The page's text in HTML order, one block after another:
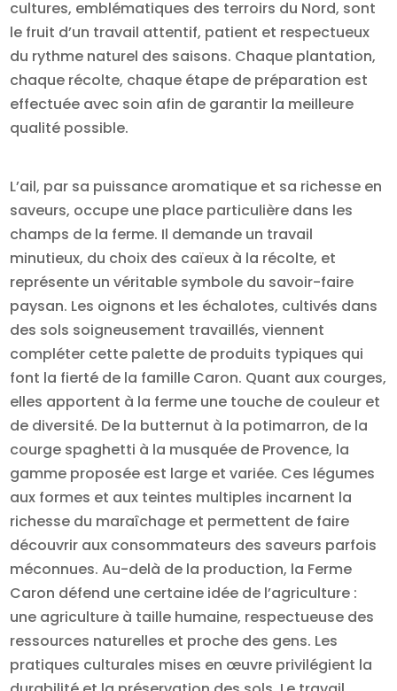
cultures, emblématiques des terroirs du Nord, sont
le fruit d’un travail attentif, patient et respectueux
du rythme naturel des saisons. Chaque plantation,
chaque récolte, chaque étape de préparation est
effectuée avec soin afin de garantir la meilleure
qualité possible.
L’ail, par sa puissance aromatique et sa richesse en
saveurs, occupe une place particulière dans les
champs de la ferme. Il demande un travail
minutieux, du choix des caïeux à la récolte, et
représente un véritable symbole du savoir-faire
paysan. Les oignons et les échalotes, cultivés dans
des sols soigneusement travaillés, viennent
compléter cette palette de produits typiques qui
font la fierté de la famille Caron. Quant aux courges,
elles apportent à la ferme une touche de couleur et
de diversité. De la butternut à la potimarron, de la
courge spaghetti à la musquée de Provence, la
gamme proposée est large et variée. Ces légumes
aux formes et aux teintes multiples incarnent la
richesse du maraîchage et permettent de faire
découvrir aux consommateurs des saveurs parfois
méconnues. Au-delà de la production, la Ferme
Caron défend une certaine idée de l’agriculture :
une agriculture à taille humaine, respectueuse des
ressources naturelles et proche des gens. Les
pratiques culturales mises en œuvre privilégient la